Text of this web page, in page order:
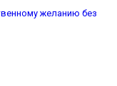
желанию без